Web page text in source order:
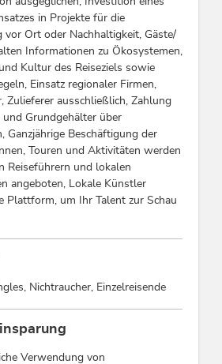
in Projekte für die
vor Ort oder Nachhaltigkeit, Gäste/
Informationen zu Ökosystemen,
Kultur des Reiseziels sowie
Einsatz regionaler Firmen,
Zulieferer ausschließlich, Zahlung
und Grundgehälter über
Ganzjährige Beschäftigung der
Touren und Aktivitäten werden
Reiseführern und lokalen
angeboten, Lokale Künstler
Plattform, um Ihr Talent zur Schau
Nichtraucher, Einzelreisende
Verwendung von